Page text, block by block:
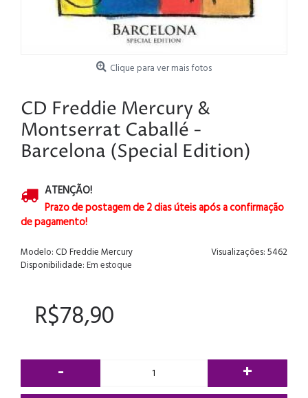
Clique para ver mais fotos
CD Freddie Mercury &
Montserrat Caballé -
Barcelona (Special Edition)
ATENÇÃO!
Prazo de postagem de 2 dias úteis após a confirmação
de pagamento!
Visualizações: 5462
Modelo: CD Freddie Mercury
Disponibilidade:Em estoque
R$78,90
- +